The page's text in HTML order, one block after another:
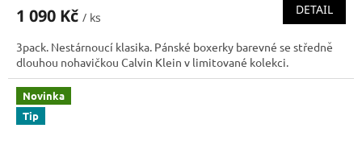
1 090 Kč / ks
DETAIL
3pack. Nestárnoucí klasika. Pánské boxerky barevné se středně
dlouhou nohavičkou Calvin Klein v limitované kolekci.
Novinka
Tip